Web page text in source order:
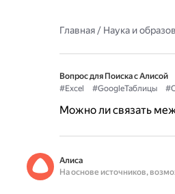
Главная/ Наука и
Вопрос для Поиска с Алисой
#Excel
#GoogleТаблицы
Можно ли связать
Алиса
На основе источников,